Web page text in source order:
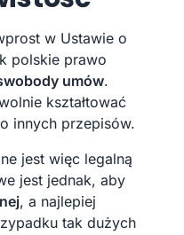
w Ustawie o
polskie prawo
umów.
kształtować
innych przepisów.
jest więc legalną
jest jednak, aby
, a najlepiej
tak dużych